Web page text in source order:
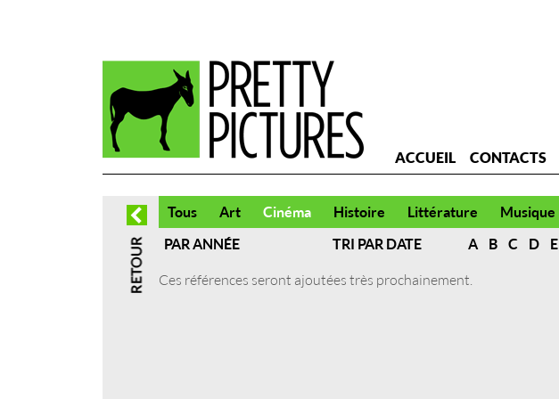
ACCUEIL CONTACTS
Tous Art Cinéma Histoire Littérature Musique
PAR ANNÉE
TRI PAR DATE A B C D E
Ces références seront ajoutées très prochainement.